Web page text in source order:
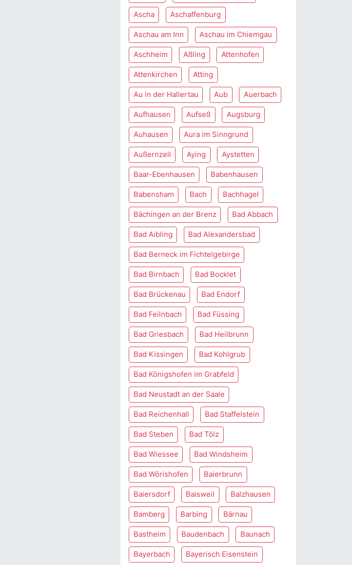
Ascha Aschaffenburg
Aschau am Inn Aschau im Chiemgau
Aschheim Aßling Attenhofen
Attenkirchen Atting
Au in der Hallertau Aub Auerbach
Aufhausen Aufseß Augsburg
Auhausen Aura im Sinngrund
Außernzell Aying Aystetten
Baar-Ebenhausen Babenhausen
Babensham Bach Bachhagel
Bächingen an der Brenz Bad Abbach
Bad Aibling Bad Alexandersbad
Bad Berneck im Fichtelgebirge
Bad Birnbach Bad Bocklet
Bad Brückenau Bad Endorf
Bad Feilnbach Bad Füssing
Bad Griesbach Bad Heilbrunn
Bad Kissingen Bad Kohlgrub
Bad Königshofen im Grabfeld
Bad Neustadt an der Saale
Bad Reichenhall Bad Staffelstein
Bad Steben Bad Tölz
Bad Wiessee Bad Windsheim
Bad Wörishofen Baierbrunn
Baiersdorf Baisweil Balzhausen
Bamberg Barbing Bärnau
Bastheim Baudenbach Baunach
Bayerbach Bayerisch Eisenstein